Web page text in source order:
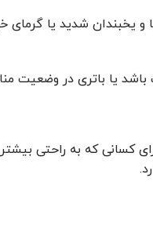
شدید یا گرمای
یا باتری در وضعیت